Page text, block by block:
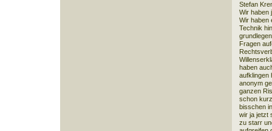
Stefan
Wir haben
Wir haben
Technik
Fragen
haben
aufklingen
anonym
ganzen
schon
bisschen
wir ja jetzt
zu starr